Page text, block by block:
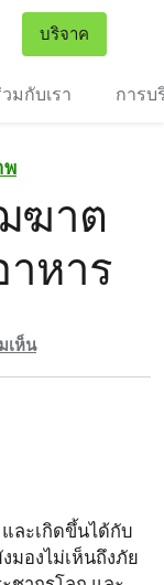
บริจาค
วมกับเรา การบ
พ
ฆาต
าหาร
เห็น
ละเกิดขึ้นได้กับ
มองไม่เห็นถึงภัย